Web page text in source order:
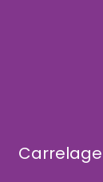
Carrelage